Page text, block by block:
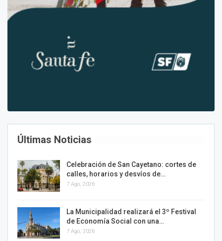
Últimas Noticias
Celebración de San Cayetano: cortes de
calles, horarios y desvíos de…
7 Ago, 2026
La Municipalidad realizará el 3º Festival
de Economía Social con una…
7 Ago, 2026